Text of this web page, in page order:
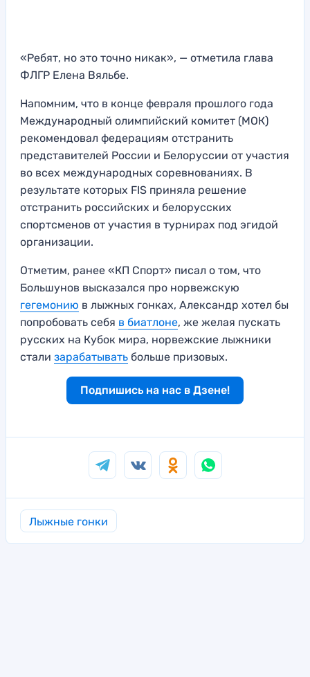
«Ребят, но это точно никак», — отметила глава
ФЛГР Елена Вяльбе.
Напомним, что в конце февраля прошлого года
Международный олимпийский комитет (МОК)
рекомендовал федерациям отстранить
представителей России и Белоруссии от участия
во всех международных соревнованиях. В
результате которых FIS приняла решение
отстранить российских и белорусских
спортсменов от участия в турнирах под эгидой
организации.
Отметим, ранее «КП Спорт» писал о том, что
Большунов высказался про норвежскую
гегемонию в лыжных гонках, Александр хотел бы
попробовать себя в биатлоне, же желая пускать
русских на Кубок мира, норвежские лыжники
стали зарабатывать больше призовых.
Подпишись на нас в Дзене!
Лыжные гонки